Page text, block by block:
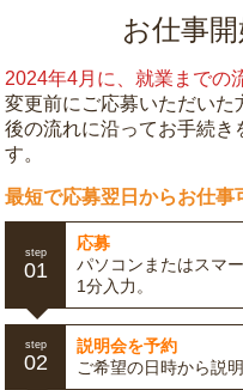
お仕事
2024年4月に、就業までの
変更前にご応募いただい
後の流れに沿ってお手続き
す。
最短で応募翌日からお仕事
step
01
応募
パソコンまたはスマ
1分入力。
step
02
説明会を予約
ご希望の日時から説